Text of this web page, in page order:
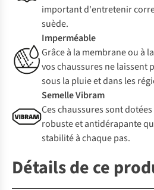
important d'entretenir
suède.
Imperméable
Grâce à la membrane ou à
vos chaussures ne laissent
sous la pluie et dans les
Semelle Vibram
Ces chaussures sont
robuste et antidérapante
stabilité à chaque pas.
Détails de ce